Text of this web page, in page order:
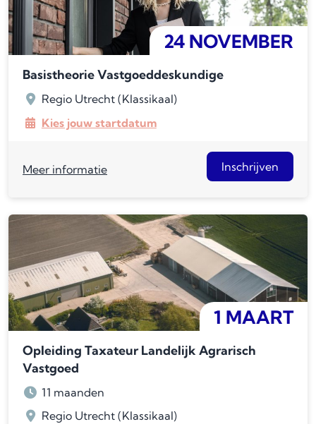
24 NOVEMBER
Basistheorie Vastgoeddeskundige
Regio Utrecht (Klassikaal)
Kies jouw startdatum
Meer informatie Inschrijven
1 MAART
Opleiding Taxateur Landelijk Agrarisch
Vastgoed
11 maanden
Regio Utrecht (Klassikaal)